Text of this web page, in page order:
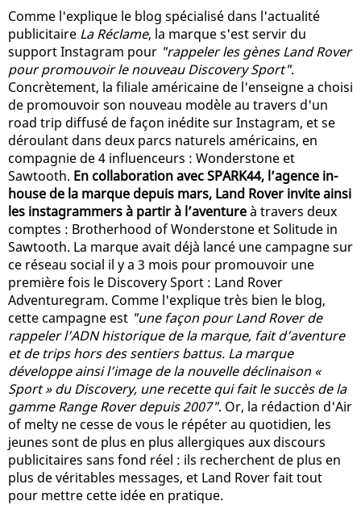
Comme l'explique le blog spécialisé dans l'actualité
publicitaire La Réclame, la marque s'est servir du
support Instagram pour "rappeler les gènes Land Rover
pour promouvoir le nouveau Discovery Sport".
Concrètement, la filiale américaine de l'enseigne a choisi
de promouvoir son nouveau modèle au travers d'un
road trip diffusé de façon inédite sur Instagram, et se
déroulant dans deux parcs naturels américains, en
compagnie de 4 influenceurs : Wonderstone et
Sawtooth. En collaboration avec SPARK44, l’agence in-
house de la marque depuis mars, Land Rover invite ainsi
les instagrammers à partir à l’aventureà travers deux
comptes : Brotherhood of Wonderstone et Solitude in
Sawtooth. La marque avait déjà lancé une campagne sur
ce réseau social il y a 3 mois pour promouvoir une
première fois le Discovery Sport : Land Rover
Adventuregram. Comme l'explique très bien le blog,
cette campagne est "une façon pour Land Rover de
rappeler l’ADN historique de la marque, fait d’aventure
et de trips hors des sentiers battus. La marque
développe ainsi l’image de la nouvelle déclinaison «
Sport » du Discovery, une recette qui fait le succès de la
gamme Range Rover depuis 2007". Or, la rédaction d'Air
of melty ne cesse de vous le répéter au quotidien, les
jeunes sont de plus en plus allergiques aux discours
publicitaires sans fond réel : ils recherchent de plus en
plus de véritables messages, et Land Rover fait tout
pour mettre cette idée en pratique.